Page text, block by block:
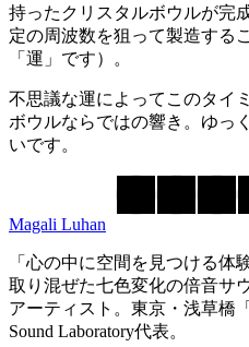
持ったクリスタルボウルが完
定の周波数を狙って製造する
「運」です）。
不思議な運によってこのタイ
ボウルならではの響き。ゆっ
いです。
Magali Luhan
「心の中に空間を見つける体
取り混ぜた七色変化の倍音サ
アーティスト。東京・浅草橋
Sound Laboratory代表。